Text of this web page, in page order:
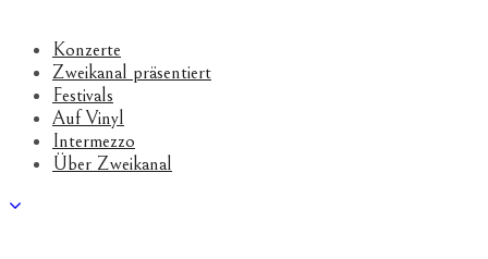
Konzerte
Zweikanal präsentiert
Festivals
Auf Vinyl
Intermezzo
Über Zweikanal